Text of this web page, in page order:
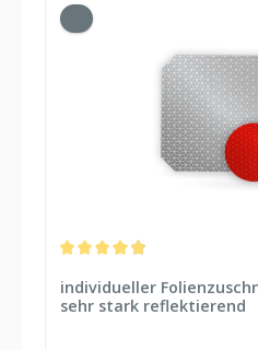
individueller
sehr stark reflektierend